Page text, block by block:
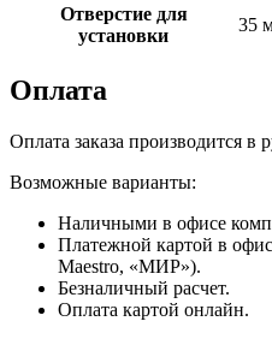
Отверстие для
установки
35
Оплата
Оплата заказа производится в
Возможные варианты:
Наличными в офисе
Платежной картой в
Maestro, «МИР»).
Безналичный расчет.
Оплата картой онлайн.